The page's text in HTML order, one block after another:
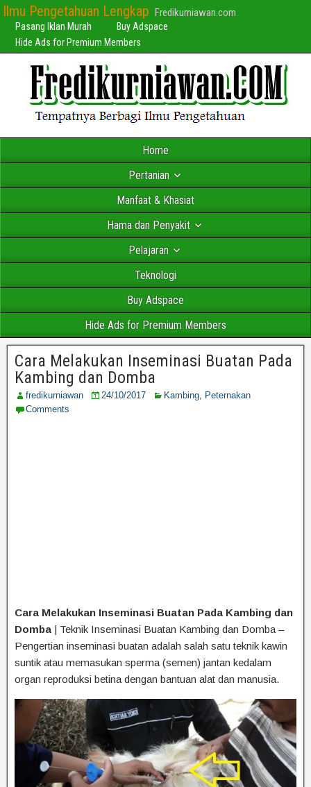
Ilmu Pengetahuan Lengkap Fredikurniawan.com
Pasang Iklan Murah
Buy Adspace
Hide Ads for Premium Members
Home
Pertanian
Manfaat & Khasiat
Hama dan Penyakit
Pelajaran
Teknologi
Buy Adspace
Hide Ads for Premium Members
Cara Melakukan Inseminasi Buatan Pada
Kambing dan Domba
fredikurniawan 24/10/2017 Kambing, Peternakan
Comments
Cara Melakukan Inseminasi Buatan Pada Kambing dan
Domba | Teknik Inseminasi Buatan Kambing dan Domba –
Pengertian inseminasi buatan adalah salah satu teknik kawin
suntik atau memasukan sperma (semen) jantan kedalam
organ reproduksi betina dengan bantuan alat dan manusia.